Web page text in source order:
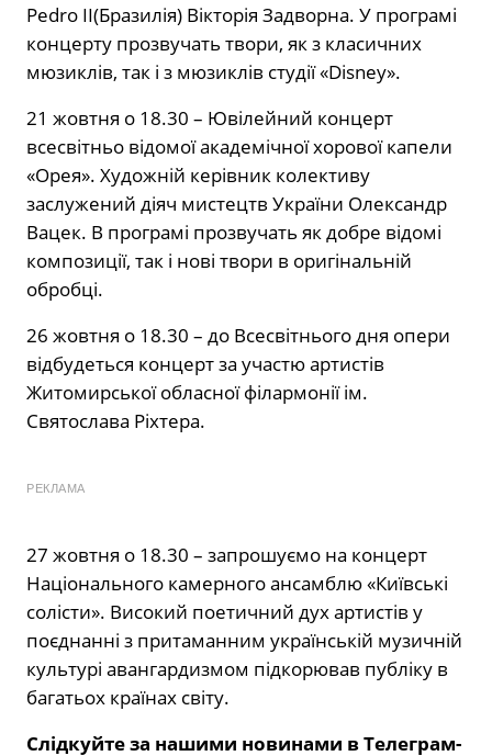
Pedro II(Бразилія) Вікторія Задворна. У програмі
концерту прозвучать твори, як з класичних
мюзиклів, так і з мюзиклів студії «Disney».
21 жовтня о 18.30 – Ювілейний концерт
всесвітньо відомої академічної хорової капели
«Орея». Художній керівник колективу
заслужений діяч мистецтв України Олександр
Вацек. В програмі прозвучать як добре відомі
композиції, так і нові твори в оригінальній
обробці.
26 жовтня о 18.30 – до Всесвітнього дня опери
відбудеться концерт за участю артистів
Житомирської обласної філармонії ім.
Святослава Ріхтера.
РЕКЛАМА
27 жовтня о 18.30 – запрошуємо на концерт
Національного камерного ансамблю «Київські
солісти». Високий поетичний дух артистів у
поєднанні з притаманним українській музичній
культурі авангардизмом підкорював публіку в
багатьох країнах світу.
Слідкуйте за нашими новинами в Телеграм-